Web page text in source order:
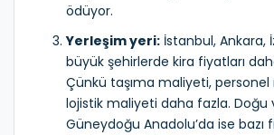
ödüyor.
Yerleşim yeri: İstanbul, Ankara,
büyük şehirlerde kira fiyatları
Çünkü taşıma maliyeti,
lojistik maliyeti daha fazla. Doğu
Güneydoğu Anadolu’da ise bazı